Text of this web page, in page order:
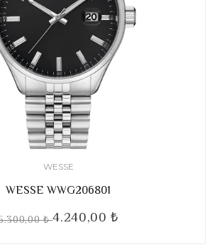
WESSE
WESSE WWG206801
₺4.240,00 ₺